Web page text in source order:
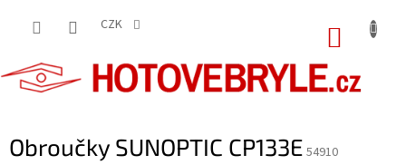
CZK
Obroučky SUNOPTIC CP133E 54910